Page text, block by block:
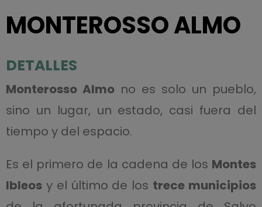
MONTEROSSO ALMO
DETALLES
Monterosso Almo no es solo un pueblo,
sino un lugar, un estado, casi fuera del
tiempo y del espacio.
Es el primero de la cadena de los Montes
Ibleosy el último de los trece municipios